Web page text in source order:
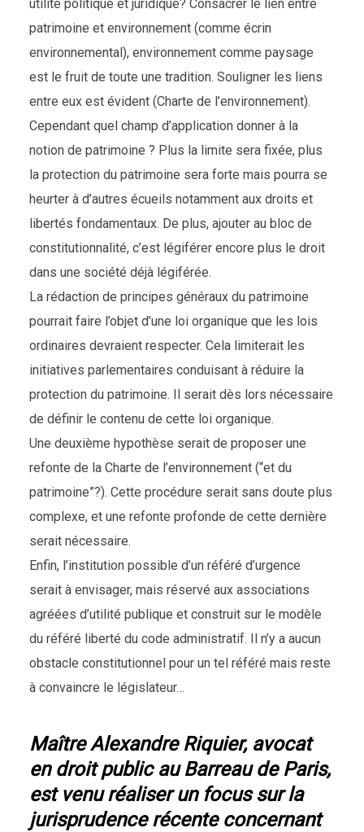
utilité politique et juridique? Consacrer le lien entre
patrimoine et environnement (comme écrin
environnemental), environnement comme paysage
est le fruit de toute une tradition. Souligner les liens
entre eux est évident (Charte de l’environnement).
Cependant quel champ d’application donner à la
notion de patrimoine ? Plus la limite sera fixée, plus
la protection du patrimoine sera forte mais pourra se
heurter à d’autres écueils notamment aux droits et
libertés fondamentaux. De plus, ajouter au bloc de
constitutionnalité, c’est légiférer encore plus le droit
dans une société déjà légiférée.
La rédaction de principes généraux du patrimoine
pourrait faire l’objet d’une loi organique que les lois
ordinaires devraient respecter. Cela limiterait les
initiatives parlementaires conduisant à réduire la
protection du patrimoine. Il serait dès lors nécessaire
de définir le contenu de cette loi organique.
Une deuxième hypothèse serait de proposer une
refonte de la Charte de l’environnement (“et du
patrimoine”?). Cette procédure serait sans doute plus
complexe, et une refonte profonde de cette dernière
serait nécessaire.
Enfin, l’institution possible d’un référé d’urgence
serait à envisager, mais réservé aux associations
agréées d’utilité publique et construit sur le modèle
du référé liberté du code administratif. Il n’y a aucun
obstacle constitutionnel pour un tel référé mais reste
à convaincre le législateur…
Maître Alexandre Riquier, avocat
en droit public au Barreau de Paris,
est venu réaliser un focus sur la
jurisprudence récente concernant